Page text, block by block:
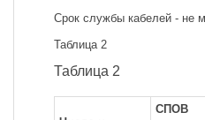
Срок службы кабелей - не
Таблица 2
Таблица 2
СПОВ